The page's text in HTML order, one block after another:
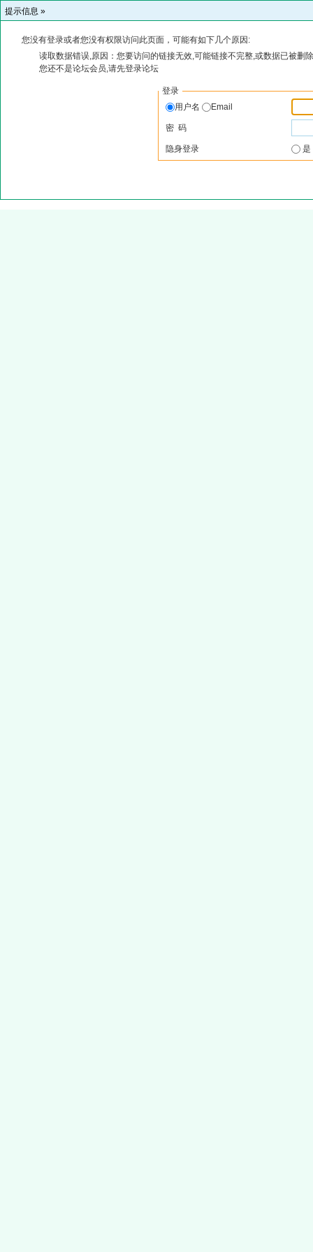
提示信息 »
您没有登录或者您没有权限访问此页面，可能有如下几个原因:
读取数据错误,原因：您要访问的链接无效,可能链接不完整,或数据已被删
您还不是论坛会员,请先登录论坛
登录
用户名
Email
密 码
隐身登录